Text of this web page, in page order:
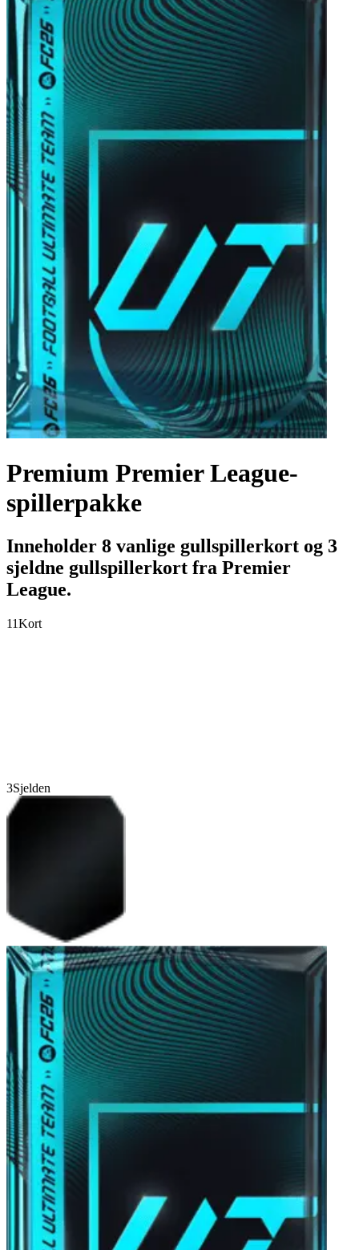
Premium Premier League-
spillerpakke
Inneholder 8 vanlige gullspillerkort og 3
sjeldne gullspillerkort fra Premier
League.
11Kort
3Sjelden